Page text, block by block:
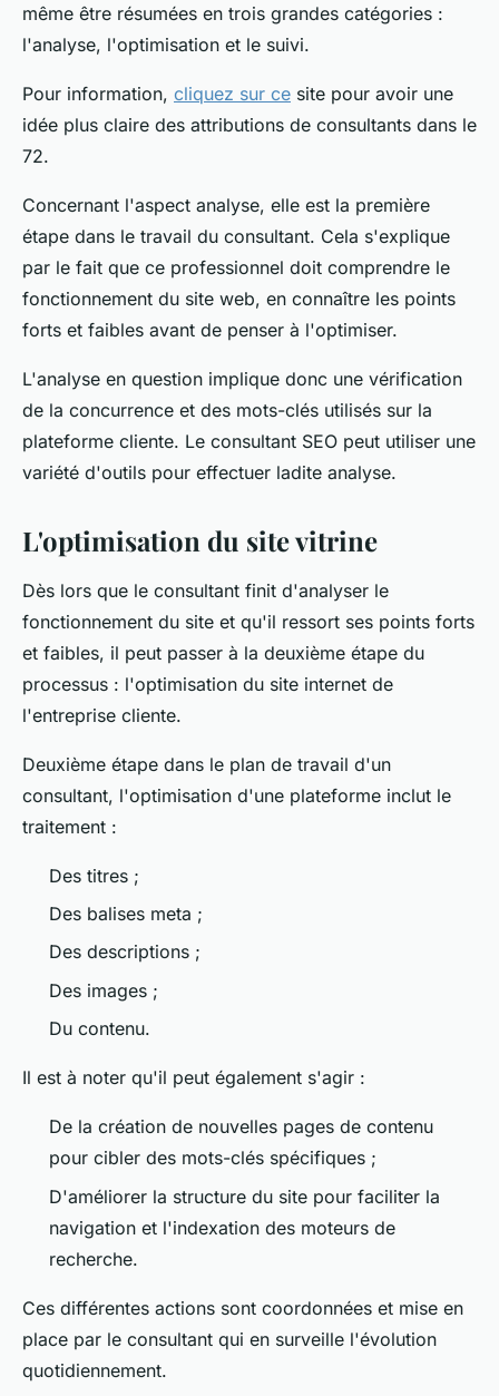
même être résumées en trois grandes catégories :
l'analyse, l'optimisation et le suivi.
Pour information, cliquez sur ce site pour avoir une
idée plus claire des attributions de consultants dans le
72.
Concernant l'aspect analyse, elle est la première
étape dans le travail du consultant. Cela s'explique
par le fait que ce professionnel doit comprendre le
fonctionnement du site web, en connaître les points
forts et faibles avant de penser à l'optimiser.
L'analyse en question implique donc une vérification
de la concurrence et des mots-clés utilisés sur la
plateforme cliente. Le consultant SEO peut utiliser une
variété d'outils pour effectuer ladite analyse.
L'optimisation du site vitrine
Dès lors que le consultant finit d'analyser le
fonctionnement du site et qu'il ressort ses points forts
et faibles, il peut passer à la deuxième étape du
processus : l'optimisation du site internet de
l'entreprise cliente.
Deuxième étape dans le plan de travail d'un
consultant, l'optimisation d'une plateforme inclut le
traitement :
Des titres ;
Des balises meta ;
Des descriptions ;
Des images ;
Du contenu.
Il est à noter qu'il peut également s'agir :
De la création de nouvelles pages de contenu
pour cibler des mots-clés spécifiques ;
D'améliorer la structure du site pour faciliter la
navigation et l'indexation des moteurs de
recherche.
Ces différentes actions sont coordonnées et mise en
place par le consultant qui en surveille l'évolution
quotidiennement.